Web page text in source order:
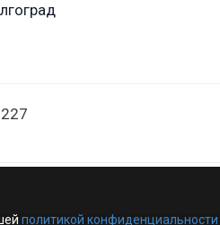
политикой конфиденциальности